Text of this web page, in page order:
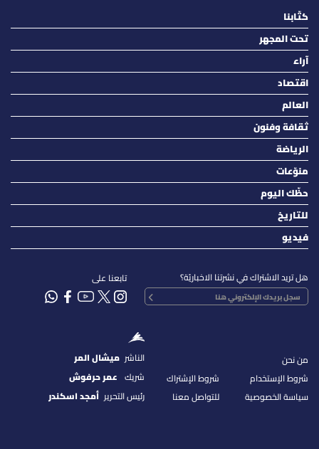
كتّابنا
تحت المجهر
آراء
اقتصاد
العالم
ثقافة وفنون
الرياضة
منوّعات
حظّك اليوم
للتاريخ
فيديو
هل تريد الاشتراك في نشرتنا الاخباريّة؟ تابعنا على
من نحن
شروط الإستخدام
سياسة الخصوصية
شروط الإشتراك
للتواصل معنا
الناشر ميشال المر
شريك عمر حرفوش
رئيس التحرير أمجد اسكندر